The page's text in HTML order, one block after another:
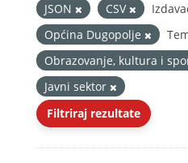
JSON
CSV
Općina Dugopolje
Obrazovanje, kultura i
Javni sektor
Filtriraj rezultate